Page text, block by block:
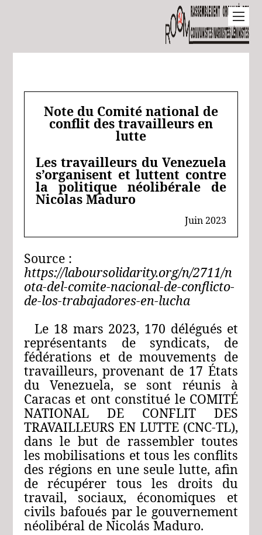
Note du Comité national de
conflit des travailleurs en
lutte
Les travailleurs du Venezuela
s’organisent et luttent contre
la politique néolibérale de
Nicolas Maduro
Juin 2023
Source :
https://laboursolidarity.org/n/2711/n
ota-del-comite-nacional-de-conflicto-
de-los-trabajadores-en-lucha
Le 18 mars 2023, 170 délégués et
représentants de syndicats, de
fédérations et de mouvements de
travailleurs, provenant de 17 États
du Venezuela, se sont réunis à
Caracas et ont constitué le COMITÉ
NATIONAL DE CONFLIT DES
TRAVAILLEURS EN LUTTE (CNC-TL),
dans le but de rassembler toutes
les mobilisations et tous les conflits
des régions en une seule lutte, afin
de récupérer tous les droits du
travail, sociaux, économiques et
civils bafoués par le gouvernement
néolibéral de Nicolás Maduro.